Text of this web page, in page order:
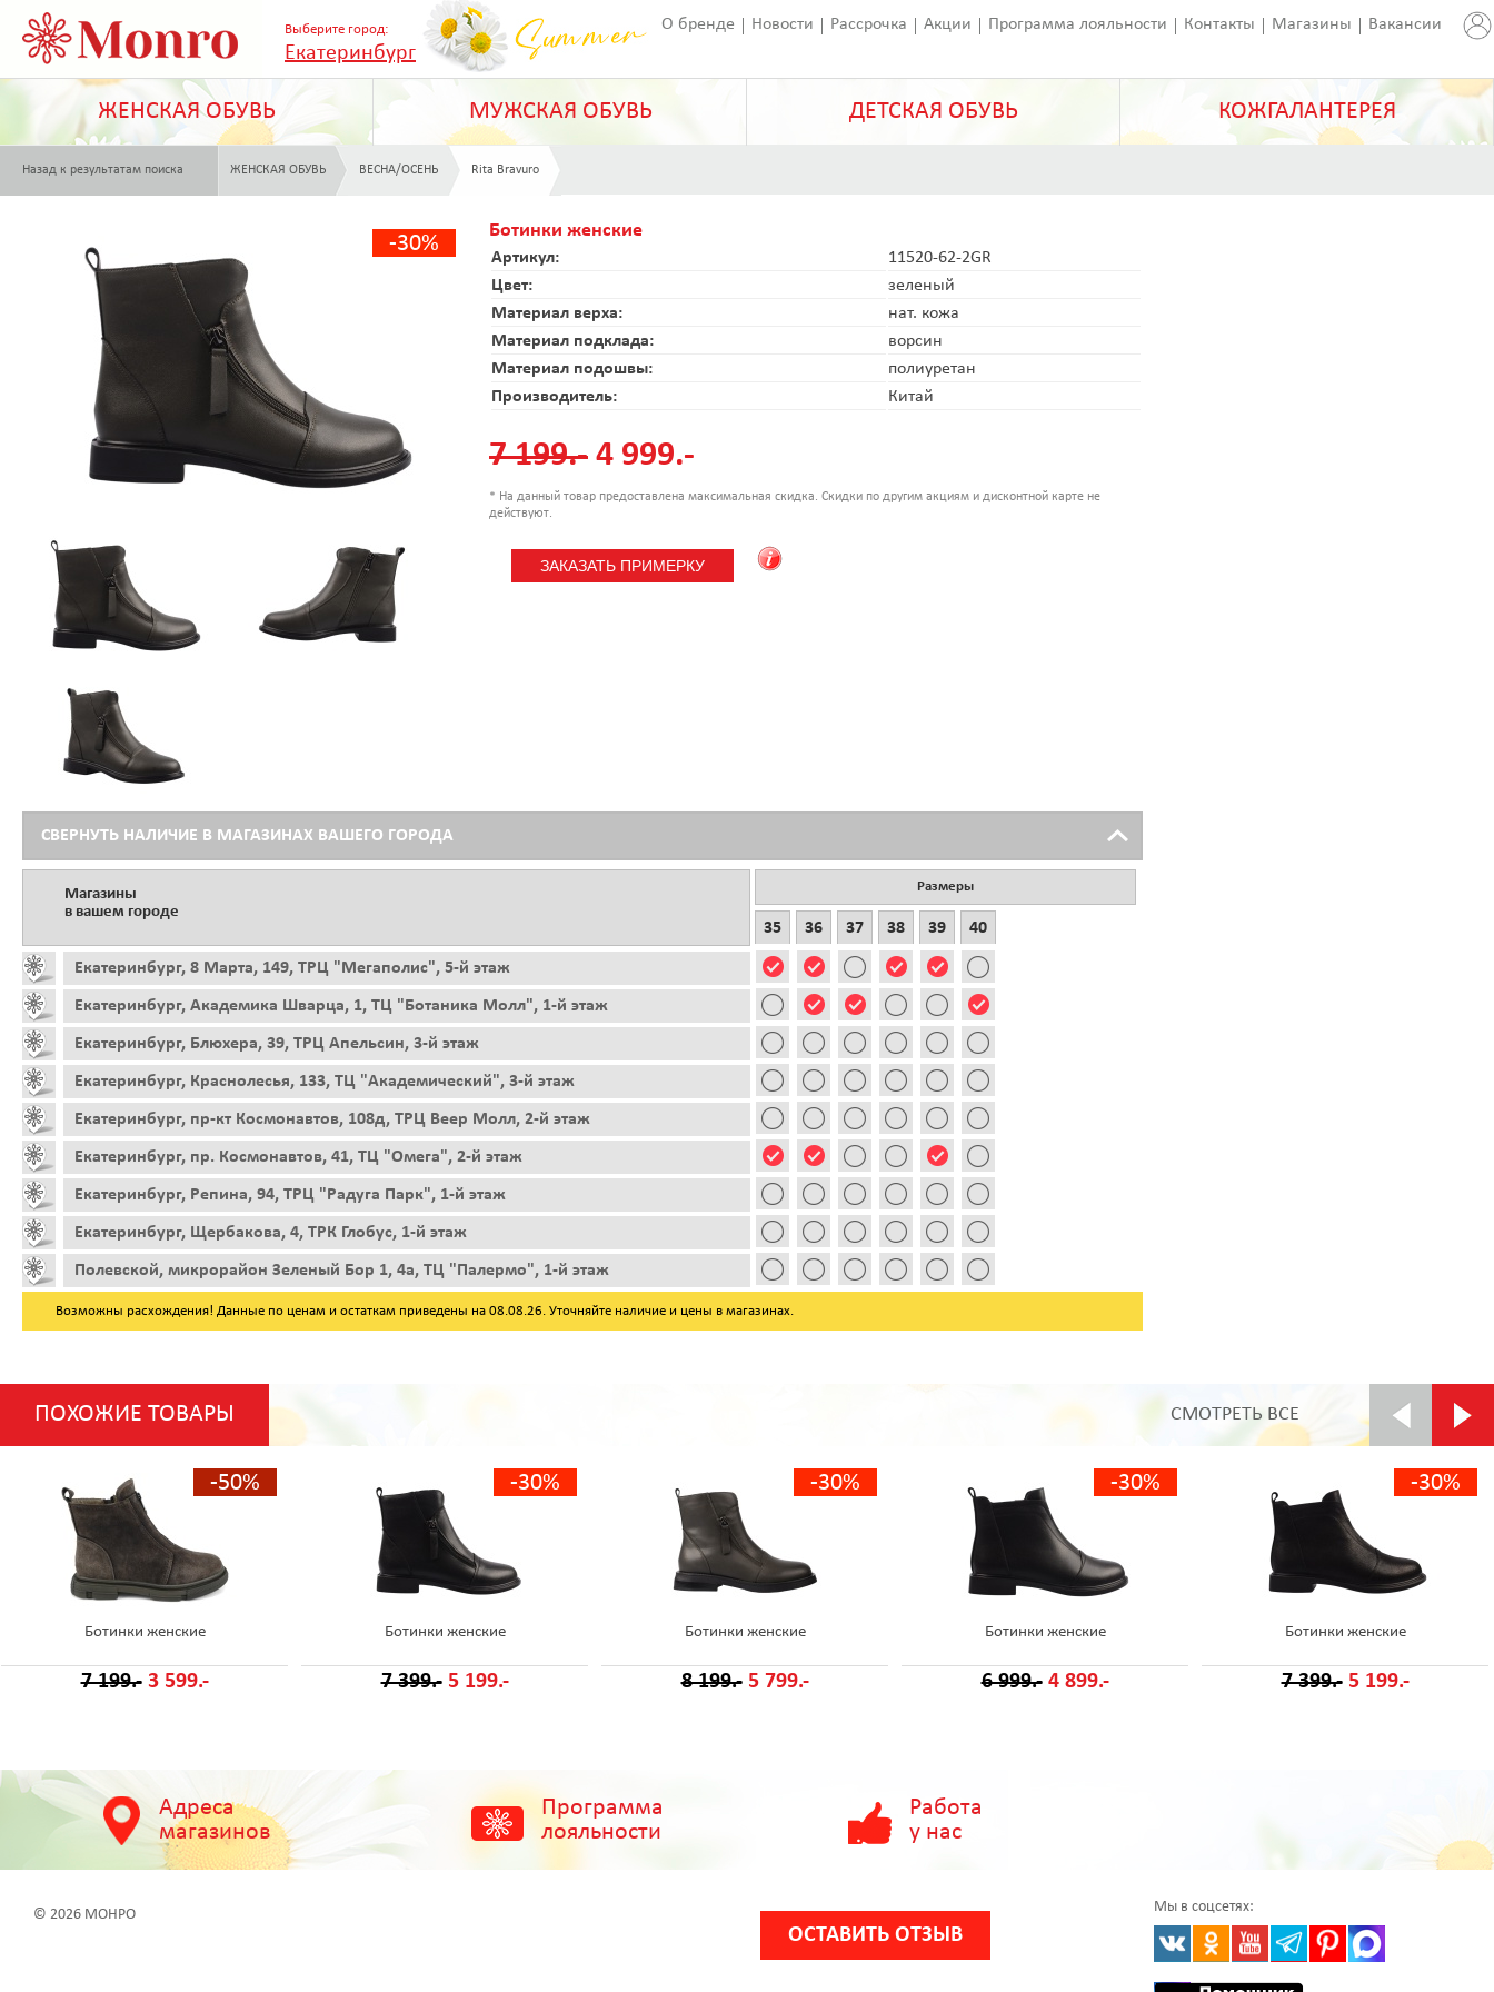
Выберите город:
Екатеринбург
О бренде Новости Рассрочка Акции Программа лояльности Контакты Магазины Вакансии
ЖЕНСКАЯ ОБУВЬ МУЖСКАЯ ОБУВЬ ДЕТСКАЯ ОБУВЬ КОЖГАЛАНТЕРЕЯ
Назад к результатам поиска ЖЕНСКАЯ ОБУВЬ ВЕСНА/ОСЕНЬ Rita Bravuro
-30%
Ботинки женские
Артикул:
11520-62-2GR
Цвет:
зеленый
Материал верха:
нат. кожа
Материал подклада:
ворсин
Материал подошвы:
полиуретан
Производитель:
Китай
7 199.- 4 999.-
* На данный товар предоставлена максимальная скидка. Скидки по другим акциям и дисконтной карте не
действуют.
СВЕРНУТЬ НАЛИЧИЕ В МАГАЗИНАХ ВАШЕГО ГОРОДА
Магазины
в вашем городе
Екатеринбург, 8 Марта, 149, ТРЦ "Мегаполис", 5-й этаж
Екатеринбург, Академика Шварца, 1, ТЦ "Ботаника Молл", 1-й этаж
Екатеринбург, Блюхера, 39, ТРЦ Апельсин, 3-й этаж
Екатеринбург, Краснолесья, 133, ТЦ "Академический", 3-й этаж
Екатеринбург, пр-кт Космонавтов, 108д, ТРЦ Веер Молл, 2-й этаж
Екатеринбург, пр. Космонавтов, 41, ТЦ "Омега", 2-й этаж
Екатеринбург, Репина, 94, ТРЦ "Радуга Парк", 1-й этаж
Екатеринбург, Щербакова, 4, ТРК Глобус, 1-й этаж
Полевской, микрорайон Зеленый Бор 1, 4а, ТЦ "Палермо", 1-й этаж
Размеры
35 36 37 38 39 40
Возможны расхождения! Данные по ценам и остаткам приведены на 08.08.26. Уточняйте наличие и цены в магазинах.
ПОХОЖИЕ ТОВАРЫ СМОТРЕТЬ ВСЕ
-50%
Ботинки женские
7 199.- 3 599.-
-30%
Ботинки женские
7 399.- 5 199.-
-30%
Ботинки женские
8 199.- 5 799.-
-30%
Ботинки женские
6 999.- 4 899.-
-30%
Ботинки женские
7 399.- 5 199.-
Адреса
магазинов
Программа
лояльности
Работа
у нас
© 2026 МОНРО
ОСТАВИТЬ ОТЗЫВ
Мы в соцсетях: